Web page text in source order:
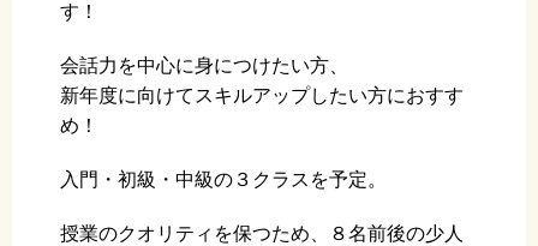
す！
会話力を中心に身につけたい方、
新年度に向けてスキルアップしたい方におすす
め！
入門・初級・中級の３クラスを予定。
授業のクオリティを保つため、８名前後の少人